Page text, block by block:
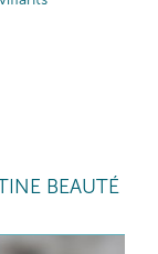
BEAUTÉ